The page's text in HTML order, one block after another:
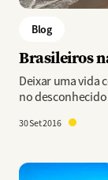
Blog
Brasileiros
Deixar uma vida
no
30 Set 2016
Imagem